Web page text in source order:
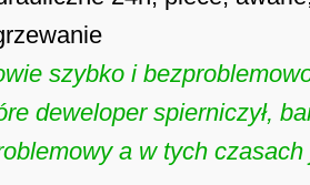
szybko i
deweloper spierniczył,
a w tych